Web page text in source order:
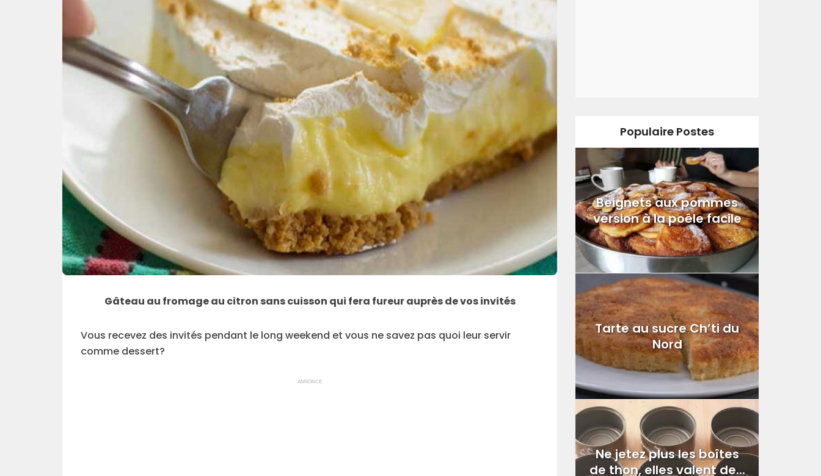
Gâteau au fromage au citron sans cuisson qui fera fureur auprès de vos invités
Vous recevez des invités pendant le long weekend et vous ne savez pas quoi leur servir
comme dessert?
ANNONCE
Populaire Postes
Beignets aux pommes
version à la poêle facile
Tarte au sucre Ch’ti du
Nord
Ne jetez plus les boîtes
de thon, elles valent de...